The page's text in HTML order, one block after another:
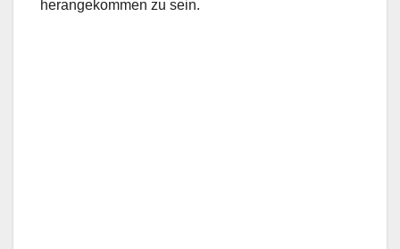
herangekommen zu sein.